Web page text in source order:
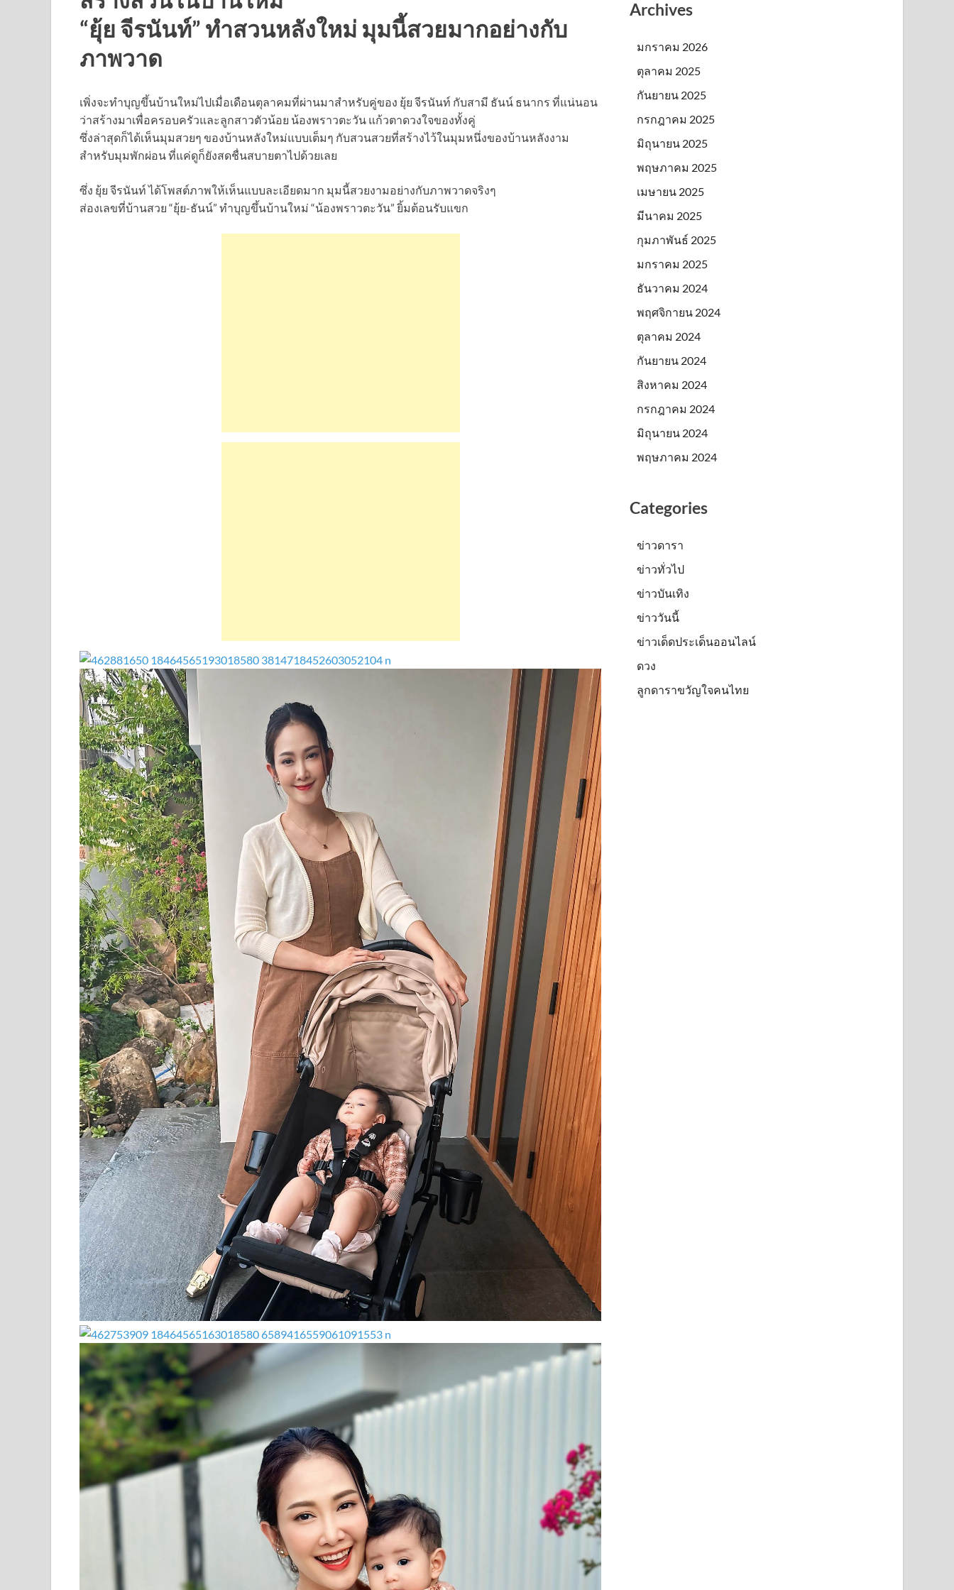
“ยุ้ย จีรนันท์” ทำสวนหลังใหม่ มุมนี้สวยมากอย่างกับ
ภาพวาด
เพิ่งจะทำบุญขึ้นบ้านใหม่ไปเมื่อเดือนตุลาคมที่ผ่านมาสำหรับคู่ของ ยุ้ย จีรนันท์ กับสามี ธันน์ ธนากร ที่แน่นอน
ว่าสร้างมาเพื่อครอบครัวและลูกสาวตัวน้อย น้องพราวตะวัน แก้วตาดวงใจของทั้งคู่
ซึ่งล่าสุดก็ได้เห็นมุมสวยๆ ของบ้านหลังใหม่แบบเต็มๆ กับสวนสวยที่สร้างไว้ในมุมหนึ่งของบ้านหลังงาม
สำหรับมุมพักผ่อน ที่แค่ดูก็ยังสดชื่นสบายตาไปด้วยเลย
ซึ่ง ยุ้ย จีรนันท์ ได้โพสต์ภาพให้เห็นแบบละเอียดมาก มุมนี้สวยงามอย่างกับภาพวาดจริงๆ
ส่องเลขที่บ้านสวย “ยุ้ย-ธันน์” ทำบุญขึ้นบ้านใหม่ “น้องพราวตะวัน” ยิ้มต้อนรับแขก
Archives
มกราคม 2026
ตุลาคม 2025
กันยายน 2025
กรกฎาคม 2025
มิถุนายน 2025
พฤษภาคม 2025
เมษายน 2025
มีนาคม 2025
กุมภาพันธ์ 2025
มกราคม 2025
ธันวาคม 2024
พฤศจิกายน 2024
ตุลาคม 2024
กันยายน 2024
สิงหาคม 2024
กรกฎาคม 2024
มิถุนายน 2024
พฤษภาคม 2024
Categories
ข่าวดารา
ข่าวทั่วไป
ข่าวบันเทิง
ข่าววันนี้
ข่าวเด็ดประเด็นออนไลน์
ดวง
ลูกดาราขวัญใจคนไทย